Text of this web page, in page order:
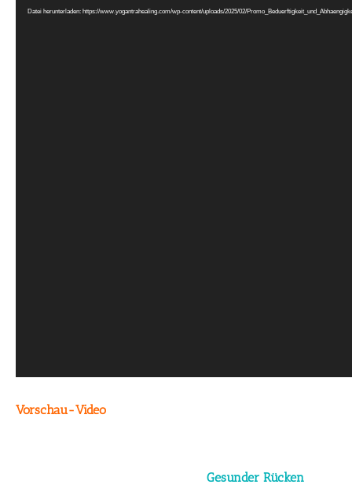
Datei herunterladen: https://www.yogantrahealing.com/wp-content/uploads/2025/02/
Vorschau-Video
Gesunder Rücken